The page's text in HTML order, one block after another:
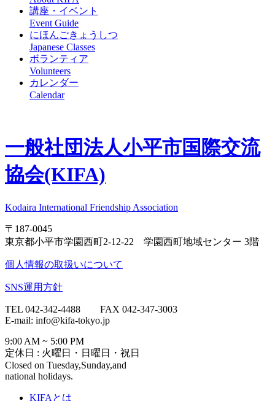
講座・イベント
Event Guide
にほんごきょうしつ
Japanese Classes
ボランティア
Volunteers
カレンダー
Calendar
一般社団法人小平市国際交流
協会(KIFA)
Kodaira International Friendship Association
〒187-0045
東京都小平市学園西町2-12-22 学園西町地域センター 3階
個人情報の取扱いについて
SNS運用方針
TEL 042-342-4488 FAX 042-347-3003
E-mail: info@kifa-tokyo.jp
9:00 AM ~ 5:00 PM
定休日 : 火曜日・日曜日・祝日
Closed on Tuesday,Sunday,and
national holidays.
KIFAとは